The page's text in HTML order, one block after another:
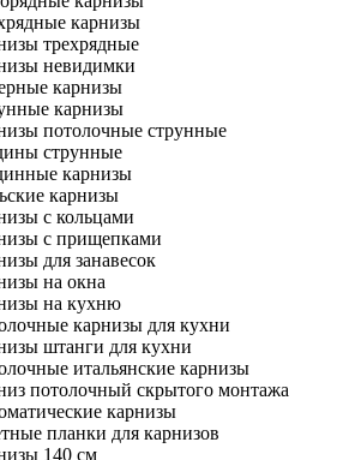
карнизы
трехрядные
невидимки
карнизы
карнизы
потолочные струнные
струнные
карнизы
карнизы
с кольцами
с прищепками
для занавесок
на окна
на кухню
карнизы для кухни
штанги для кухни
итальянские карнизы
потолочный скрытого монтажа
карнизы
планки для карнизов
140 см